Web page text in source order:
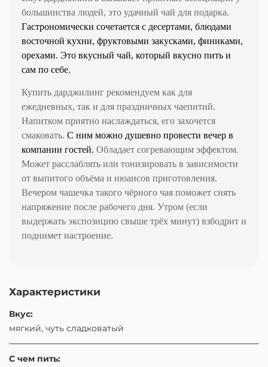
большинства людей, это удачный чай для подарка.
Гастрономически сочетается с десертами, блюдами
восточной кухни, фруктовыми закусками, финиками,
орехами. Это вкусный чай, который вкусно пить и
сам по себе.
Купить дарджилинг рекомендуем как для
ежедневных, так и для праздничных чаепитий.
Напитком приятно наслаждаться, его захочется
смаковать. С ним можно душевно провести вечер в
компании гостей. Обладает согревающим эффектом.
Может расслаблять или тонизировать в зависимости
от выпитого объёма и нюансов приготовления.
Вечером чашечка такого чёрного чая поможет снять
напряжение после рабочего дня. Утром (если
выдержать экспозицию свыше трёх минут) взбодрит и
поднимет настроение.
Характеристики
Вкус:
мягкий, чуть сладковатый
С чем пить: